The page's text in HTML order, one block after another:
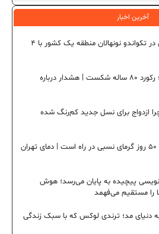
آخرین اخبار
قهرمانی دختران کردستان در تکواندو نونهالان منطقه یک کشور با ۴
تورم ۶۶ درصدی در ایران؛ رکورد ۸۰ ساله شکست | هشدار درباره
ازدواج برای نسل جدید کم‌رنگ شده
هشدار هواشناسی؛ ۴۰ تا ۵۰ روز گرمای نسبی در راه است | دمای تهران
پیچیده به پایان می‌رسد؛ هوش
را مستقیم می‌فهمد
دنیای مد؛ ترندی لوکس که با سبک زندگی